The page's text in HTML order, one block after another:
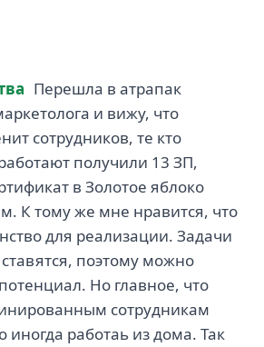
Перешла в атрапак
и вижу, что
сотрудников, те кто
получили 13 ЗП,
в Золотое яблоко
К тому же мне нравится, что
для реализации. Задачи
поэтому можно
Но главное, что
сотрудникам
работаь из дома. Так